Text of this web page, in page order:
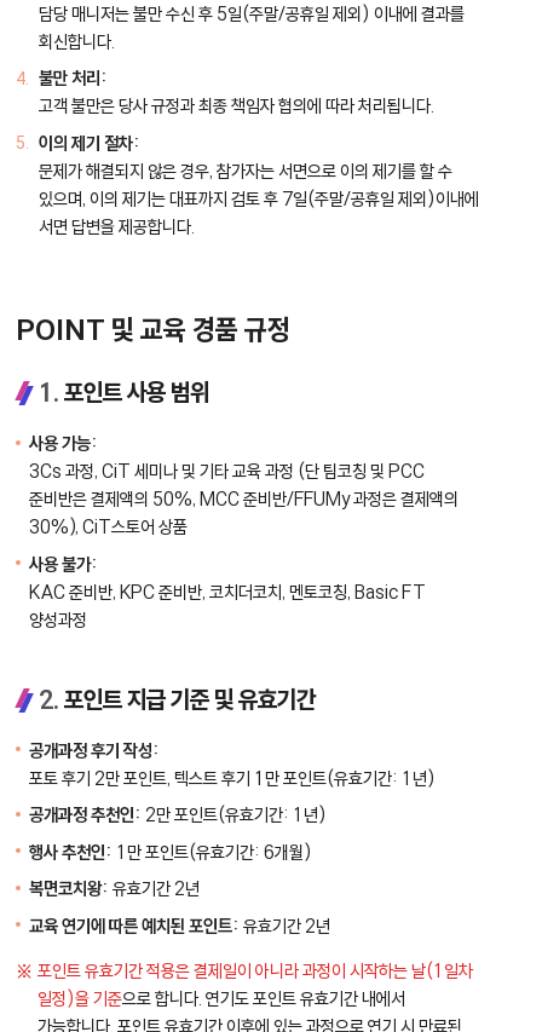
담당 매니저는 불만 수신 후 5일(주말/공휴일 제외) 이내에 결과를
회신합니다.
불만 처리:
고객 불만은 당사 규정과 최종 책임자 협의에 따라 처리됩니다.
이의 제기 절차:
문제가 해결되지 않은 경우, 참가자는 서면으로 이의 제기를 할 수
있으며, 이의 제기는 대표까지 검토 후 7일(주말/공휴일 제외)이내에
서면 답변을 제공합니다.
POINT 및 교육 경품 규정
1. 포인트 사용 범위
사용 가능:
3Cs 과정, CiT 세미나 및 기타 교육 과정 (단 팀코칭 및 PCC
준비반은 결제액의 50%, MCC 준비반/FFUMy 과정은 결제액의
30%), CiT스토어 상품
사용 불가:
KAC 준비반, KPC 준비반, 코치더코치, 멘토코칭, Basic FT
양성과정
2. 포인트 지급 기준 및 유효기간
공개과정 후기 작성:
포토 후기 2만 포인트, 텍스트 후기 1만 포인트(유효기간: 1년)
공개과정 추천인: 2만 포인트(유효기간: 1년)
행사 추천인: 1만 포인트(유효기간: 6개월)
복면코치왕: 유효기간 2년
교육 연기에 따른 예치된 포인트: 유효기간 2년
포인트 유효기간 적용은 결제일이 아니라 과정이 시작하는 날(1일차
일정)을 기준으로 합니다. 연기도 포인트 유효기간 내에서
가능합니다. 포인트 유효기간 이후에 있는 과정으로 연기 시 만료된